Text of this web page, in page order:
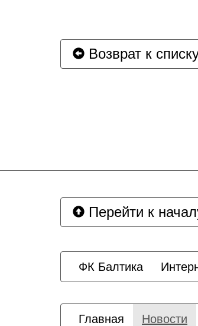
Возврат к
Перейти к
ФК Балтика
Главная Новости